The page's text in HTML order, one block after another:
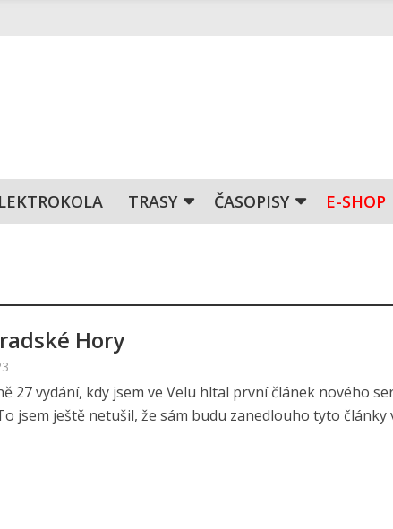
TRASY ČASOPISY E-SHOP
Hory
27 vydání, kdy jsem ve Velu hltal první článek nového
jsem ještě netušil, že sám budu zanedlouho tyto články